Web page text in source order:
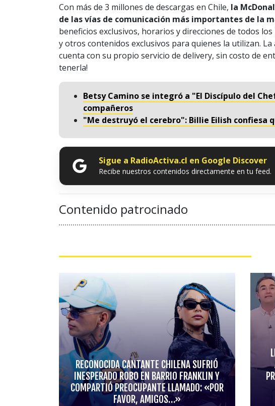
Con más de 3 millones de descargas en Chile, la
de las vías de comunicación más importantes de la
beneficios exclusivos, horarios y direcciones de todos
y otros contenidos exclusivos para quienes la utilizan. La
cuenta con su propio servicio de delivery, sin costo de
tenerla!
Betsy Camino se integró a "El Discípulo del
compañeros
"Me destruyó el cerebro": Billie Eilish confiesa
Sigue a RadioActiva.cl en Google Discover
Recibe nuestros contenidos directamente en tu feed.
Contenido patrocinado
RECONOCIDA CANTANTE CHILENA SUFRIÓ
INESPERADO ROBO EN BARRIO FRANKLIN Y
COMPARTIÓ PREOCUPANTE LLAMADO: «POR
FAVOR, AMIGOS…»